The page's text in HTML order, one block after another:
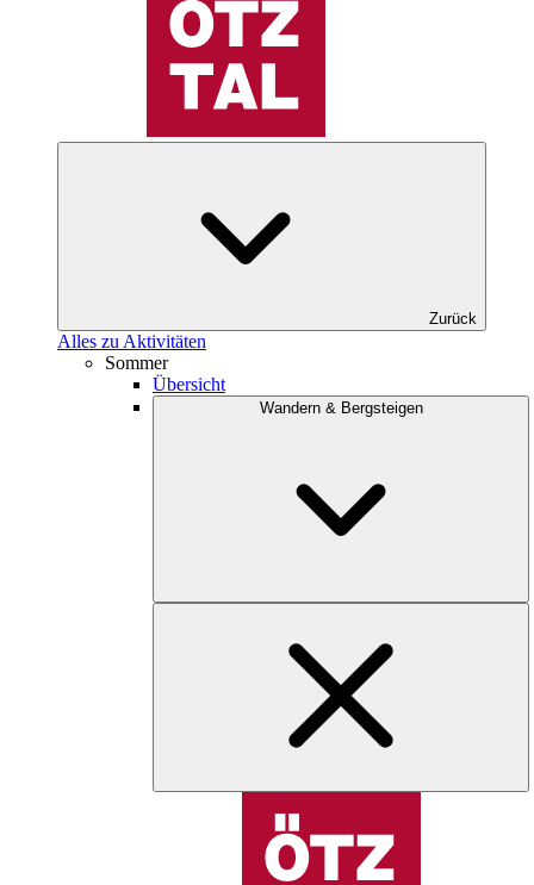
Zurück
Alles zu Aktivitäten
Sommer
Übersicht
Wandern & Bergsteigen